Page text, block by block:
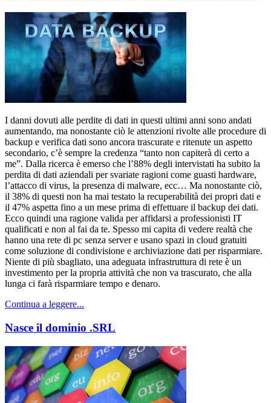
I danni dovuti alle perdite di dati in questi ultimi anni sono andati
aumentando, ma nonostante ciò le attenzioni rivolte alle procedure di
backup e verifica dati sono ancora trascurate e ritenute un aspetto
secondario, c’è sempre la credenza “tanto non capiterà di certo a
me”. Dalla ricerca è emerso che l’88% degli intervistati ha subito la
perdita di dati aziendali per svariate ragioni come guasti hardware,
l’attacco di virus, la presenza di malware, ecc… Ma nonostante ciò,
il 38% di questi non ha mai testato la recuperabilità dei propri dati e
il 47% aspetta fino a un mese prima di effettuare il backup dei dati.
Ecco quindi una ragione valida per affidarsi a professionisti IT
qualificati e non al fai da te. Spesso mi capita di vedere realtà che
hanno una rete di pc senza server e usano spazi in cloud gratuiti
come soluzione di condivisione e archiviazione dati per risparmiare.
Niente di più sbagliato, una adeguata infrastruttura di rete è un
investimento per la propria attività che non va trascurato, che alla
lunga ci farà risparmiare tempo e denaro.
Continua a leggere...
Nasce il dominio .SRL